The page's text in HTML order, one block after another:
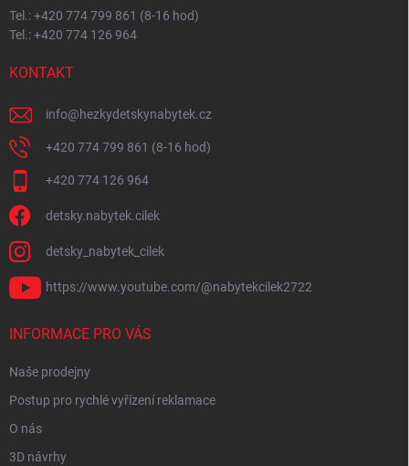
Tel.: +420 774 799 861 (8-16 hod)
Tel.: +420 774 126 964
KONTAKT
info@hezkydetskynabytek.cz
+420 774 799 861 (8-16 hod)
+420 774 126 964
detsky.nabytek.cilek
detsky_nabytek_cilek
https://www.youtube.com/@nabytekcilek2722
INFORMACE PRO VÁS
Naše prodejny
Postup pro rychlé vyřízení reklamace
O nás
3D návrhy